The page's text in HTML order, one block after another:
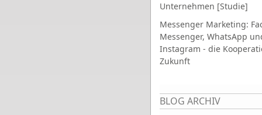
Unternehmen [Studie]
Messenger Marketing:
Messenger, WhatsApp
Instagram - die
Zukunft
BLOG ARCHIV
Seiten